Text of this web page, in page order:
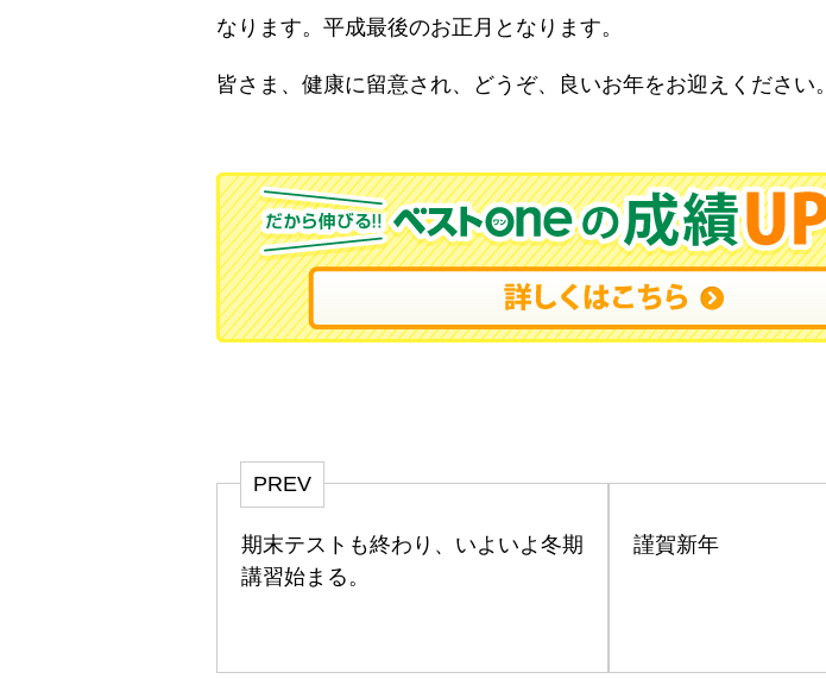
なります。平成最後のお正月となります。
皆さま、健康に留意され、どうぞ、良いお年をお迎えください。
PREV
期末テストも終わり、いよいよ冬期
講習始まる。
謹賀新年